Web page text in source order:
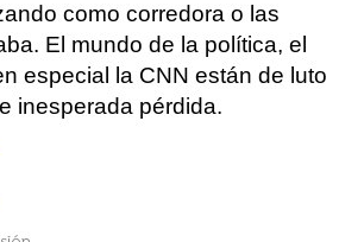
como corredora o las
El mundo de la política, el
especial la CNN están de luto
inesperada pérdida.